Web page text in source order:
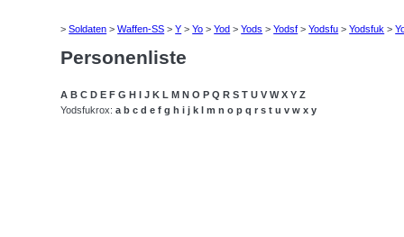
>Soldaten >Waffen-SS >Y >Yo >Yod >Yods >Yodsf >Yodsfu >Yodsfuk >
Personenliste
A B C D E F G H I J K L M N O P Q R S T U V W X Y Z
Yodsfukrox:a b c d e f g h i j k l m n o p q r s t u v w x y